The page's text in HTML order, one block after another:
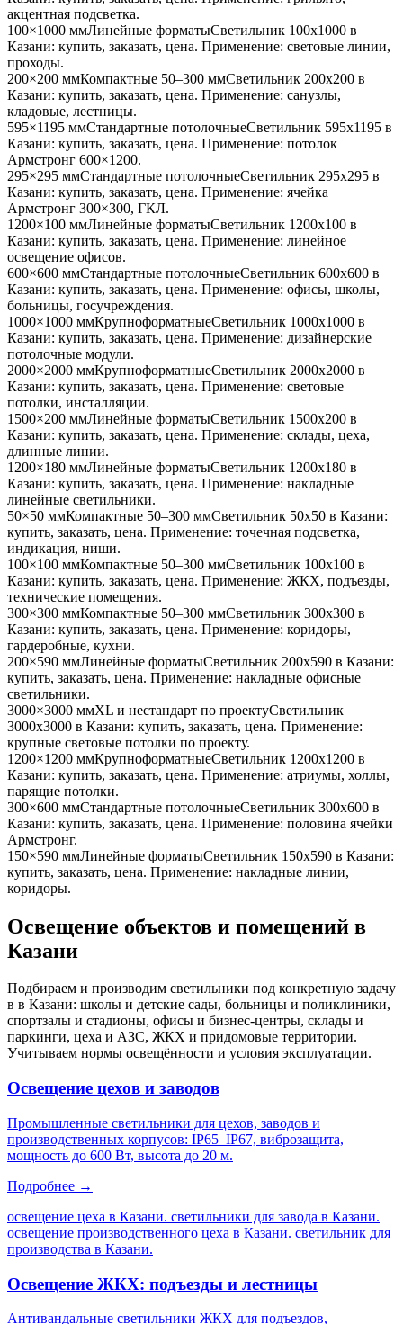
акцентная подсветка.
100×1000 ммЛинейные форматыСветильник 100x1000 в
Казани: купить, заказать, цена. Применение: световые линии,
проходы.
200×200 ммКомпактные 50–300 ммСветильник 200x200 в
Казани: купить, заказать, цена. Применение: санузлы,
кладовые, лестницы.
595×1195 ммСтандартные потолочныеСветильник 595x1195 в
Казани: купить, заказать, цена. Применение: потолок
Армстронг 600×1200.
295×295 ммСтандартные потолочныеСветильник 295x295 в
Казани: купить, заказать, цена. Применение: ячейка
Армстронг 300×300, ГКЛ.
1200×100 ммЛинейные форматыСветильник 1200x100 в
Казани: купить, заказать, цена. Применение: линейное
освещение офисов.
600×600 ммСтандартные потолочныеСветильник 600x600 в
Казани: купить, заказать, цена. Применение: офисы, школы,
больницы, госучреждения.
1000×1000 ммКрупноформатныеСветильник 1000x1000 в
Казани: купить, заказать, цена. Применение: дизайнерские
потолочные модули.
2000×2000 ммКрупноформатныеСветильник 2000x2000 в
Казани: купить, заказать, цена. Применение: световые
потолки, инсталляции.
1500×200 ммЛинейные форматыСветильник 1500x200 в
Казани: купить, заказать, цена. Применение: склады, цеха,
длинные линии.
1200×180 ммЛинейные форматыСветильник 1200x180 в
Казани: купить, заказать, цена. Применение: накладные
линейные светильники.
50×50 ммКомпактные 50–300 ммСветильник 50x50 в Казани:
купить, заказать, цена. Применение: точечная подсветка,
индикация, ниши.
100×100 ммКомпактные 50–300 ммСветильник 100x100 в
Казани: купить, заказать, цена. Применение: ЖКХ, подъезды,
технические помещения.
300×300 ммКомпактные 50–300 ммСветильник 300x300 в
Казани: купить, заказать, цена. Применение: коридоры,
гардеробные, кухни.
200×590 ммЛинейные форматыСветильник 200x590 в Казани:
купить, заказать, цена. Применение: накладные офисные
светильники.
3000×3000 ммXL и нестандарт по проектуСветильник
3000x3000 в Казани: купить, заказать, цена. Применение:
крупные световые потолки по проекту.
1200×1200 ммКрупноформатныеСветильник 1200x1200 в
Казани: купить, заказать, цена. Применение: атриумы, холлы,
парящие потолки.
300×600 ммСтандартные потолочныеСветильник 300x600 в
Казани: купить, заказать, цена. Применение: половина ячейки
Армстронг.
150×590 ммЛинейные форматыСветильник 150x590 в Казани:
купить, заказать, цена. Применение: накладные линии,
коридоры.
Освещение объектов и помещений в
Казани
Подбираем и производим светильники под конкретную задачу
в в Казани: школы и детские сады, больницы и поликлиники,
спортзалы и стадионы, офисы и бизнес-центры, склады и
паркинги, цеха и АЗС, ЖКХ и придомовые территории.
Учитываем нормы освещённости и условия эксплуатации.
Освещение цехов и заводов
Промышленные светильники для цехов, заводов и
производственных корпусов: IP65–IP67, виброзащита,
мощность до 600 Вт, высота до 20 м.
Подробнее →
освещение цеха в Казани. светильники для завода в Казани.
освещение производственного цеха в Казани. светильник для
производства в Казани.
Освещение ЖКХ: подъезды и лестницы
Антивандальные светильники ЖКХ для подъездов,